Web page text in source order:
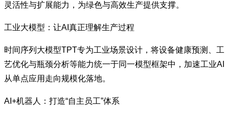
灵活性与扩展能力，为绿色与高效生产提供支撑。
工业大模型：让AI真正理解生产过程
时间序列大模型TPT专为工业场景设计，将设备健康预测、工
艺优化与瓶颈分析等能力统一于同一模型框架中，加速工业AI
从单点应用走向规模化落地。
AI+机器人：打造“自主员工”体系